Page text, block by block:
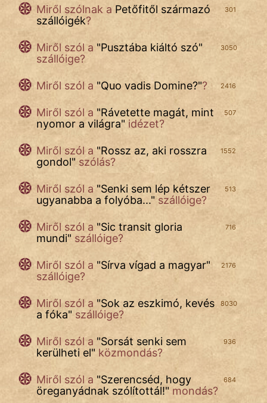
301
Miről szólnak a Petőfitől származó
szállóigék?
3050
Miről szól a "Pusztába kiáltó szó"
szállóige?
2416
Miről szól a "Quo vadis Domine?"?
507
Miről szól a "Rávetette magát, mint
nyomor a világra" idézet?
1552
Miről szól a "Rossz az, aki rosszra
gondol" szólás?
513
Miről szól a "Senki sem lép kétszer
ugyanabba a folyóba..." szállóige?
716
Miről szól a "Sic transit gloria
mundi" szállóige?
2176
Miről szól a "Sírva vígad a magyar"
szállóige?
8030
Miről szól a "Sok az eszkimó, kevés
a fóka" szállóige?
936
Miről szól a "Sorsát senki sem
kerülheti el" közmondás?
684
Miről szól a "Szerencséd, hogy
öreganyádnak szólítottál!" mondás?